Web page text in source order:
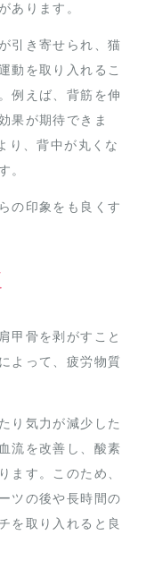
あります。
引き寄せられ、猫
動を取り入れるこ
例えば、背筋を伸
果が期待できま
り、背中が丸くな
。
の印象をも良くす
甲骨を剥がすこと
よって、疲労物質
り気力が減少した
流を改善し、酸素
ます。このため、
ツの後や長時間の
を取り入れると良